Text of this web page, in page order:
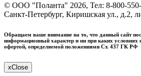
© ООО "Поланта" 2026, Тел: 8-800-
Санкт-Петербург, Киришская ул., д.2,
Обращаем ваше внимание на то, что данный сайт
информационный характер и ни при каких условиях
офертой, определяемой положениями Ст. 437 ГК РФ
xClose